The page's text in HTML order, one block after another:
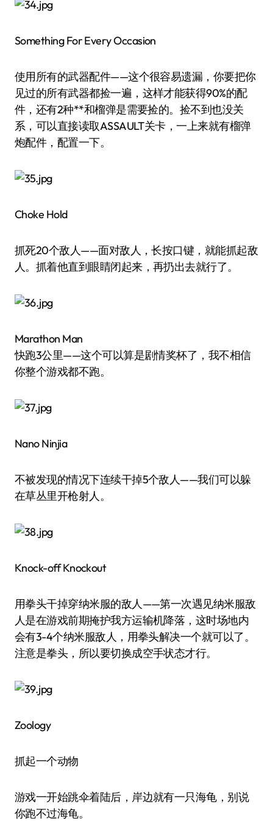
Something For Every Occasion
使用所有的武器配件——这个很容易遗漏，你要把你
见过的所有武器都捡一遍，这样才能获得90%的配
件，还有2种**和榴弹是需要捡的。捡不到也没关
系，可以直接读取ASSAULT关卡，一上来就有榴弹
炮配件，配置一下。
Choke Hold
抓死20个敌人——面对敌人，长按口键，就能抓起敌
人。抓着他直到眼睛闭起来，再扔出去就行了。
Marathon Man
快跑3公里——这个可以算是剧情奖杯了，我不相信
你整个游戏都不跑。
Nano Ninjia
不被发现的情况下连续干掉5个敌人——我们可以躲
在草丛里开枪射人。
Knock-off Knockout
用拳头干掉穿纳米服的敌人——第一次遇见纳米服敌
人是在游戏前期掩护我方运输机降落，这时场地内
会有3-4个纳米服敌人，用拳头解决一个就可以了。
注意是拳头，所以要切换成空手状态才行。
Zoology
抓起一个动物
游戏一开始跳伞着陆后，岸边就有一只海龟，别说
你跑不过海龟。